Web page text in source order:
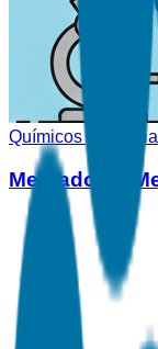
Químicos y
Mercado de